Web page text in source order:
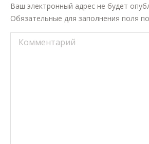
Ваш электронный адрес не будет
Обязательные для заполнения поля
Комментарий